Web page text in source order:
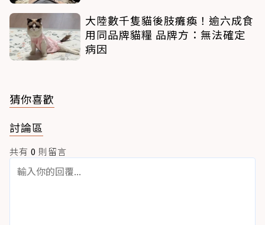
大陸數千隻貓後肢癱瘓！逾六成食
用同品牌貓糧 品牌方：無法確定
病因
猜你喜歡
討論區
共有 0 則留言